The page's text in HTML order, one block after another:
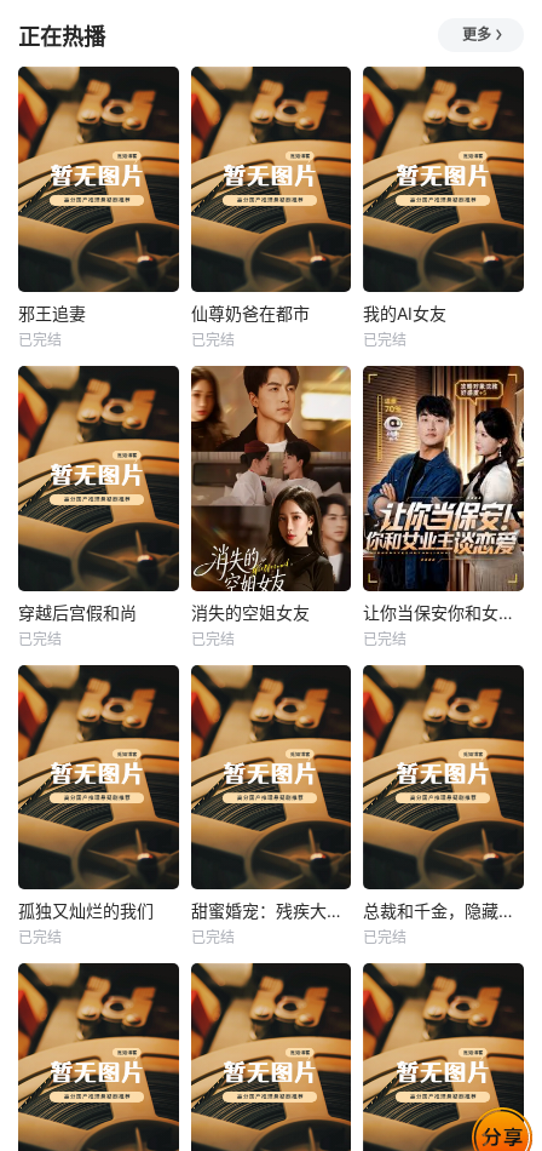
正在热播 更多
热播
邪王追妻
未知
邪王追妻
已完结
热播
未知
仙尊奶爸在都市
已完结
热播
我的AI女友
未知
我的AI女友
已完结
热播
未知
穿越后宫假和尚
已完结
热播
未知
消失的空姐女友
已完结
热播
未知
让你当保安你和女业主谈恋爱
已完结
热播
未知
孤独又灿烂的我们
已完结
热播
未知
甜蜜婚宠：残疾大佬夜夜撩
已完结
热播
未知
总裁和千金，隐藏身份闪婚了
已完结